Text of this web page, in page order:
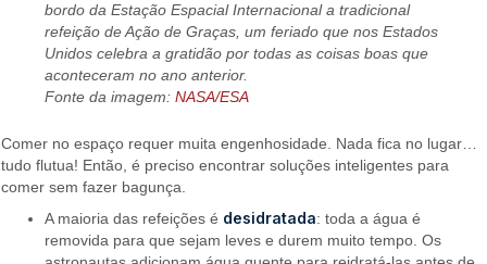
bordo da Estação Espacial Internacional a tradicional
refeição de Ação de Graças, um feriado que nos Estados
Unidos celebra a gratidão por todas as coisas boas que
aconteceram no ano anterior.
Fonte da imagem:NASA/ESA
Comer no espaço requer muita engenhosidade. Nada fica no lugar…
tudo flutua! Então, é preciso encontrar soluções inteligentes para
comer sem fazer bagunça.
A maioria das refeições é desidratada: toda a água é
removida para que sejam leves e durem muito tempo. Os